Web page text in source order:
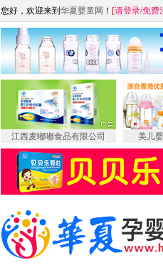
您好，欢迎来到 华夏婴童网 ！ [请登录/免费
江西麦嘟嘟食品有限公司 美儿